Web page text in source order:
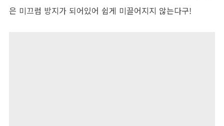
은 미끄럼 방지가 되어있어 쉽게 미끌어지지 않는다구!